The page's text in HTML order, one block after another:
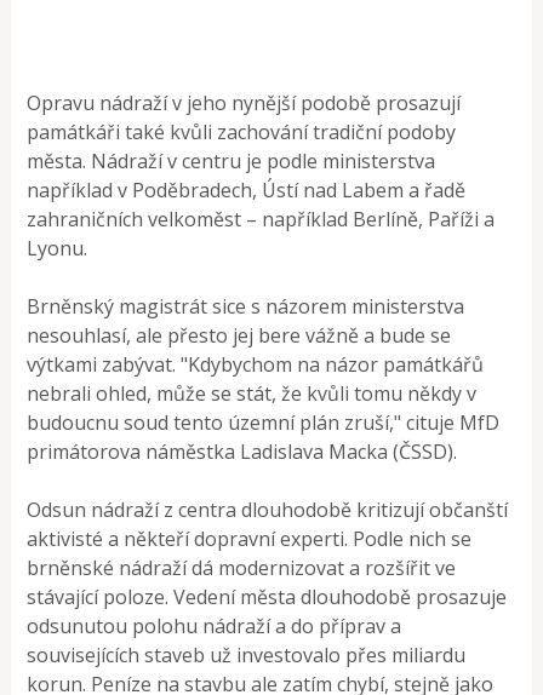
Opravu nádraží v jeho nynější podobě prosazují
památkáři také kvůli zachování tradiční podoby
města. Nádraží v centru je podle ministerstva
například v Poděbradech, Ústí nad Labem a řadě
zahraničních velkoměst – například Berlíně, Paříži a
Lyonu.
Brněnský magistrát sice s názorem ministerstva
nesouhlasí, ale přesto jej bere vážně a bude se
výtkami zabývat. "Kdybychom na názor památkářů
nebrali ohled, může se stát, že kvůli tomu někdy v
budoucnu soud tento územní plán zruší," cituje MfD
primátorova náměstka Ladislava Macka (ČSSD).
Odsun nádraží z centra dlouhodobě kritizují občanští
aktivisté a někteří dopravní experti. Podle nich se
brněnské nádraží dá modernizovat a rozšířit ve
stávající poloze. Vedení města dlouhodobě prosazuje
odsunutou polohu nádraží a do příprav a
souvisejících staveb už investovalo přes miliardu
korun. Peníze na stavbu ale zatím chybí, stejně jako